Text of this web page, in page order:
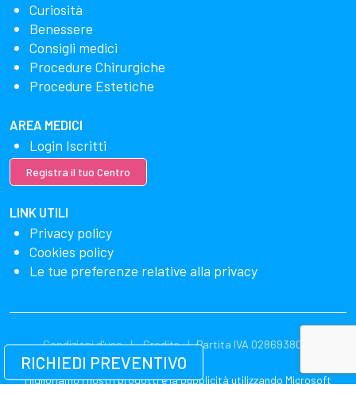
Curiosità
Benessere
Consigli medici
Procedure Chirurgiche
Procedure Estetiche
AREA MEDICI
Login Iscritti
Registra il tuo Centro
LINK UTILI
Privacy policy
Cookies policy
Le tue preferenze relative alla privacy
Condizioni d'uso Credits Partita IVA 02869380549
Miglioriamo i nostri prodotti e la pubblicità utilizzando Microsoft
RICHIEDI PREVENTIVO